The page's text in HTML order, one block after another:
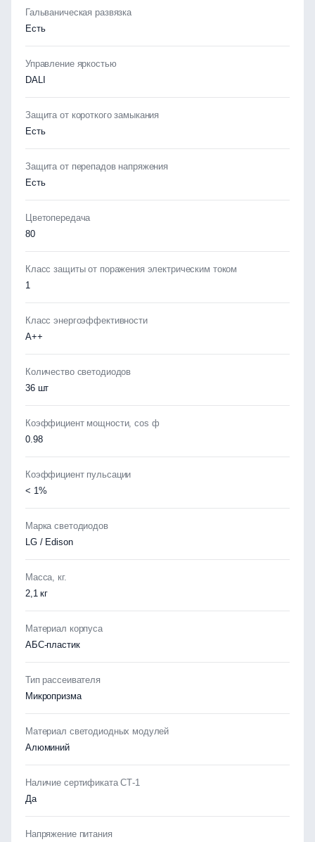
Гальваническая развязка
Есть
Управление яркостью
DALI
Защита от короткого замыкания
Есть
Защита от перепадов напряжения
Есть
Цветопередача
80
Класс защиты от поражения электрическим током
1
Класс энергоэффективности
А++
Количество светодиодов
36 шт
Коэффициент мощности, cos ф
0.98
Коэффициент пульсации
< 1%
Марка светодиодов
LG / Edison
Масса, кг.
2,1 кг
Материал корпуса
АБС-пластик
Тип рассеивателя
Микропризма
Материал светодиодных модулей
Алюминий
Наличие сертификата СТ-1
Да
Напряжение питания